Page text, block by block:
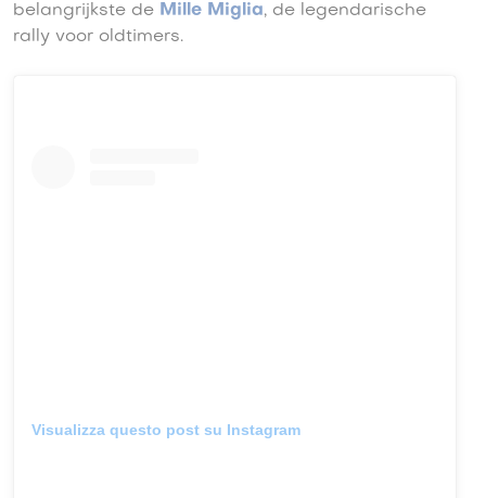
belangrijkste de Mille Miglia, de legendarische
rally voor oldtimers.
Visualizza questo post su Instagram